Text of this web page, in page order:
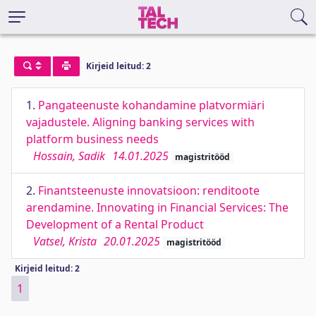
Kirjeid leitud: 2
1. Pangateenuste kohandamine platvormiäri
vajadustele. Aligning banking services with
platform business needs
Hossain, Sadik 14.01.2025 magistritööd
2. Finantsteenuste innovatsioon: renditoote
arendamine. Innovating in Financial Services: The
Development of a Rental Product
Vatsel, Krista 20.01.2025 magistritööd
Kirjeid leitud: 2
1